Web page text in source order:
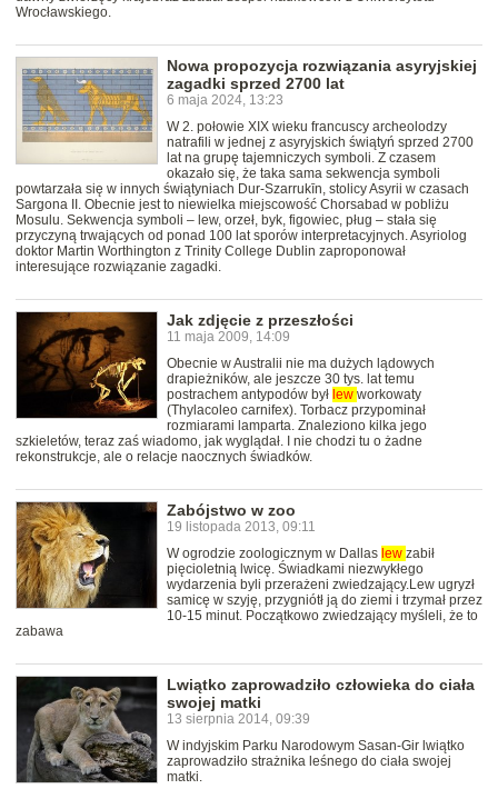
Wrocławskiego.
Nowa propozycja rozwiązania asyryjskiej
zagadki sprzed 2700 lat
6 maja 2024, 13:23
W 2. połowie XIX wieku francuscy archeolodzy
natrafili w jednej z asyryjskich świątyń sprzed 2700
lat na grupę tajemniczych symboli. Z czasem
okazało się, że taka sama sekwencja symboli
powtarzała się w innych świątyniach Dur-Szarrukīn, stolicy Asyrii w czasach
Sargona II. Obecnie jest to niewielka miejscowość Chorsabad w pobliżu
Mosulu. Sekwencja symboli – lew, orzeł, byk, figowiec, pług – stała się
przyczyną trwających od ponad 100 lat sporów interpretacyjnych. Asyriolog
doktor Martin Worthington z Trinity College Dublin zaproponował
interesujące rozwiązanie zagadki.
Jak zdjęcie z przeszłości
11 maja 2009, 14:09
Obecnie w Australii nie ma dużych lądowych
drapieżników, ale jeszcze 30 tys. lat temu
postrachem antypodów był lew workowaty
(Thylacoleo carnifex). Torbacz przypominał
rozmiarami lamparta. Znaleziono kilka jego
szkieletów, teraz zaś wiadomo, jak wyglądał. I nie chodzi tu o żadne
rekonstrukcje, ale o relacje naocznych świadków.
Zabójstwo w zoo
19 listopada 2013, 09:11
W ogrodzie zoologicznym w Dallas lew zabił
pięcioletnią lwicę. Świadkami niezwykłego
wydarzenia byli przerażeni zwiedzający.Lew ugryzł
samicę w szyję, przygniótł ją do ziemi i trzymał przez
10-15 minut. Początkowo zwiedzający myśleli, że to
zabawa
Lwiątko zaprowadziło człowieka do ciała
swojej matki
13 sierpnia 2014, 09:39
W indyjskim Parku Narodowym Sasan-Gir lwiątko
zaprowadziło strażnika leśnego do ciała swojej
matki.